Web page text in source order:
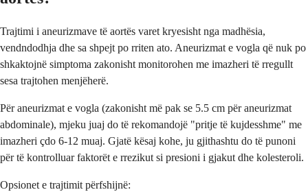
Trajtimi i aneurizmave të aortës varet kryesisht nga madhësia,
vendndodhja dhe sa shpejt po rriten ato. Aneurizmat e vogla që nuk po
shkaktojnë simptoma zakonisht monitorohen me imazheri të rregullt
sesa trajtohen menjëherë.
Për aneurizmat e vogla (zakonisht më pak se 5.5 cm për aneurizmat
abdominale), mjeku juaj do të rekomandojë "pritje të kujdesshme" me
imazheri çdo 6-12 muaj. Gjatë kësaj kohe, ju gjithashtu do të punoni
për të kontrolluar faktorët e rrezikut si presioni i gjakut dhe kolesteroli.
Opsionet e trajtimit përfshijnë: